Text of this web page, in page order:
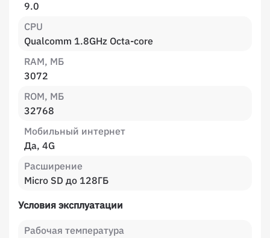
9.0
CPU
Qualcomm 1.8GHz Octa-core
RAM, МБ
3072
ROM, МБ
32768
Мобильный интернет
Да, 4G
Расширение
Micro SD до 128ГБ
Условия эксплуатации
Рабочая температура